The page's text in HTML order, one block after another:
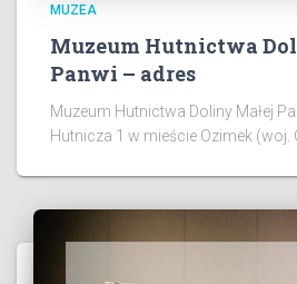
MUZEA
Muzeum Hutnictwa
Panwi – adres
Muzeum Hutnictwa Doliny Małej
Hutnicza 1 w mieście Ozimek (woj.